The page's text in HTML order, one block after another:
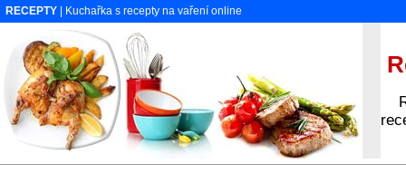
RECEPTY | Kuchařka s recepty na vaření online